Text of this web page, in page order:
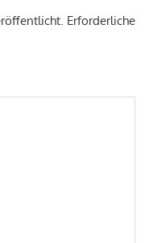
Erforderliche